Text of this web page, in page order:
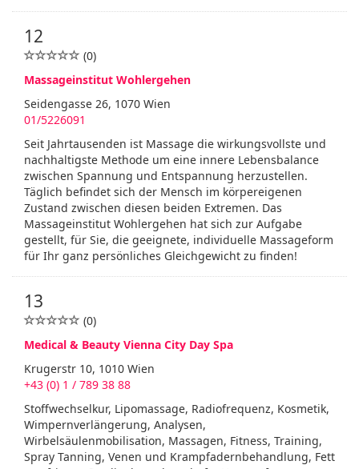
12
(0)
Massageinstitut Wohlergehen
Seidengasse 26, 1070 Wien
01/5226091
Seit Jahrtausenden ist Massage die wirkungsvollste und
nachhaltigste Methode um eine innere Lebensbalance
zwischen Spannung und Entspannung herzustellen.
Täglich befindet sich der Mensch im körpereigenen
Zustand zwischen diesen beiden Extremen. Das
Massageinstitut Wohlergehen hat sich zur Aufgabe
gestellt, für Sie, die geeignete, individuelle Massageform
für Ihr ganz persönliches Gleichgewicht zu finden!
13
(0)
Medical & Beauty Vienna City Day Spa
Krugerstr 10, 1010 Wien
+43 (0) 1 / 789 38 88
Stoffwechselkur, Lipomassage, Radiofrequenz, Kosmetik,
Wimpernverlängerung, Analysen,
Wirbelsäulenmobilisation, Massagen, Fitness, Training,
Spray Tanning, Venen und Krampfadernbehandlung, Fett